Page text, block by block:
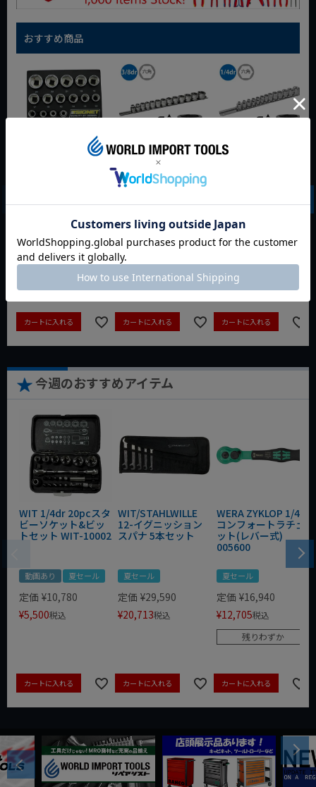
おすすめ商品
SIGNET 3/8DR 15PC
定価 ¥3,960
¥2,772税込
カートに入れる
3/8(9.5mm)sq 13pc
6角ショートソケッ
夏セール
定価 ¥4,015
¥2,810
カートに入れる
定価 ¥3,410
カートに入れる
今週のおすすめアイテム
WIT 1/4dr 20pcスタ
ビーソケット&ビッ
トセット WIT-10002
動画あり 夏セール
定価 ¥10,780
¥5,500税込
カートに入れる
WIT/STAHLWILLE
12-イグニッション
スパナ 5本セット
夏セール
定価 ¥29,590
¥20,713税込
カートに入れる
WERA ZYKLOP 1/4"
コンフォートラチェ
ット(レバー式)
005600
夏セール
定価 ¥16,940
¥12,705税込
残りわずか
カートに入れる
Previous
Next